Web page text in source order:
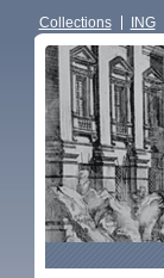
Collections ING